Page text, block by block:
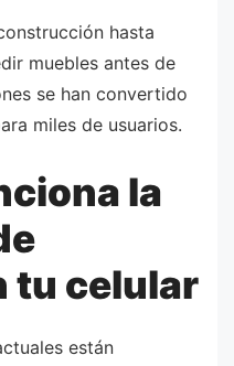
hasta
muebles antes de
se han convertido
miles de usuarios.
la
tu celular
están